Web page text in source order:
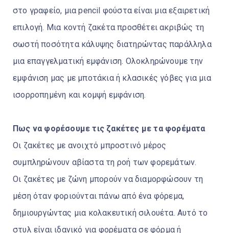
στο γραφείο, μια pencil φούστα είναι μια εξαιρετική
επιλογή. Μια κοντή ζακέτα προσθέτει ακριβώς τη
σωστή ποσότητα κάλυψης διατηρώντας παράλληλα
μια επαγγελματική εμφάνιση. Ολοκληρώνουμε την
εμφάνιση μας με μποτάκια ή κλασικές γόβες για μια
ισορροπημένη και κομψή εμφάνιση.
Πως να φορέσουμε τις ζακέτες με τα φορέματα
Οι ζακέτες με ανοιχτό μπροστινό μέρος
συμπληρώνουν αβίαστα τη ροή των φορεμάτων.
Οι ζακέτες με ζώνη μπορούν να διαμορφώσουν τη
μέση όταν φοριούνται πάνω από ένα φόρεμα,
δημιουργώντας μια κολακευτική σιλουέτα. Αυτό το
στυλ είναι ιδανικό για φορέματα σε φόρμα ή